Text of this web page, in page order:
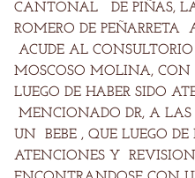
CANTONAL DE PIÑAS,
ROMERO DE PEÑARRETA
ACUDE AL
MOSCOSO MOLINA, CON
LUEGO DE HABER SIDO
MENCIONADO DR, A
UN BEBE , QUE LUEGO DE
ATENCIONES Y